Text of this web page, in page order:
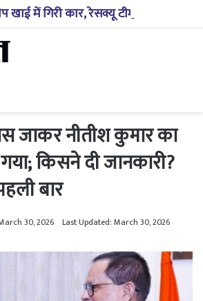
जाकर नीतीश कुमार का
किसने दी जानकारी?
बार
30, 2026 Last Updated: March 30, 2026